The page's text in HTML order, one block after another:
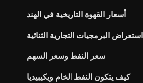
أسعار القهوة التاريخية في الهند
استعراض البرمجيات التجارية الثنائية
سعر النفط وسعر السهم
كيف يتكون النفط الخام ويكيبيديا